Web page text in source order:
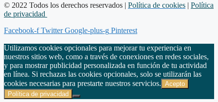
© 2022 Todos los derechos reservados | Política de cookies | Política
de privacidad
Facebook-f Twitter Google-plus-g Pinterest
Utilizamos cookies opcionales para mejorar tu experiencia en
nuestros sitios web, como a través de conexiones en redes sociales,
y para mostrar publicidad personalizada en función de tu actividad
en línea. Si rechazas las cookies opcionales, solo se utilizarán las
cookies necesarias para prestarte nuestros servicios. Acepto
Política de privacidad